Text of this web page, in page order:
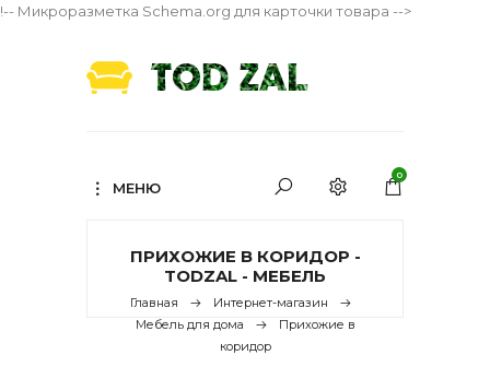
!-- Микроразметка Schema.org для карточки товара -->
МЕНЮ
0
ПРИХОЖИЕ В КОРИДОР -
TODZAL - МЕБЕЛЬ
Главная
Интернет-магазин
Мебель для дома
Прихожие в
коридор